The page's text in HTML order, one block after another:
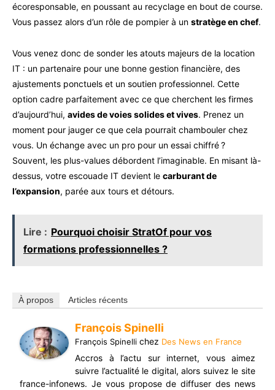
écoresponsable, en poussant au recyclage en bout de course.
Vous passez alors d’un rôle de pompier à un stratège en chef.
Vous venez donc de sonder les atouts majeurs de la location
IT : un partenaire pour une bonne gestion financière, des
ajustements ponctuels et un soutien professionnel. Cette
option cadre parfaitement avec ce que cherchent les firmes
d’aujourd’hui, avides de voies solides et vives. Prenez un
moment pour jauger ce que cela pourrait chambouler chez
vous. Un échange avec un pro pour un essai chiffré ?
Souvent, les plus-values débordent l’imaginable. En misant là-
dessus, votre escouade IT devient le carburant de
l’expansion, parée aux tours et détours.
Lire : Pourquoi choisir StratOf pour vos
formations professionnelles ?
À propos Articles récents
François Spinelli
François Spinelli chez Des News en France
Accros à l’actu sur internet, vous aimez
suivre l’actualité le digital, alors suivez le site
france-infonews. Je vous propose de diffuser des news